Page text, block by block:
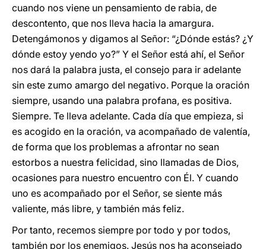
cuando nos viene un pensamiento de rabia, de
descontento, que nos lleva hacia la amargura.
Detengámonos y digamos al Señor: “¿Dónde estás? ¿Y
dónde estoy yendo yo?” Y el Señor está ahí, el Señor
nos dará la palabra justa, el consejo para ir adelante
sin este zumo amargo del negativo. Porque la oración
siempre, usando una palabra profana, es positiva.
Siempre. Te lleva adelante. Cada día que empieza, si
es acogido en la oración, va acompañado de valentía,
de forma que los problemas a afrontar no sean
estorbos a nuestra felicidad, sino llamadas de Dios,
ocasiones para nuestro encuentro con Él. Y cuando
uno es acompañado por el Señor, se siente más
valiente, más libre, y también más feliz.
Por tanto, recemos siempre por todo y por todos,
también por los enemigos. Jesús nos ha aconsejado